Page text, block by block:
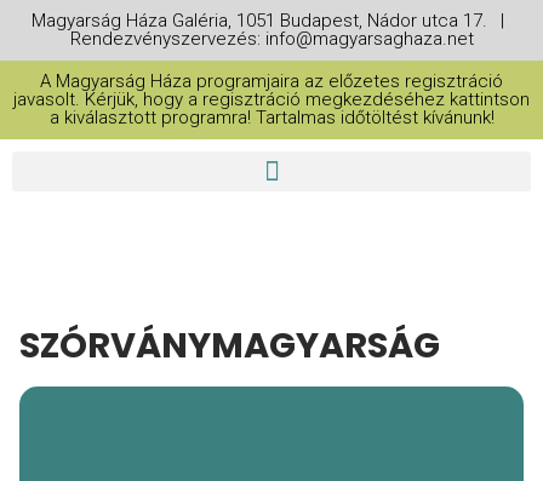
Magyarság Háza Galéria, 1051 Budapest, Nádor utca 17. |
Rendezvényszervezés: info@magyarsaghaza.net
A Magyarság Háza programjaira az előzetes regisztráció
javasolt. Kérjük, hogy a regisztráció megkezdéséhez kattintson
a kiválasztott programra! Tartalmas időtöltést kívánunk!
SZÓRVÁNYMAGYARSÁG